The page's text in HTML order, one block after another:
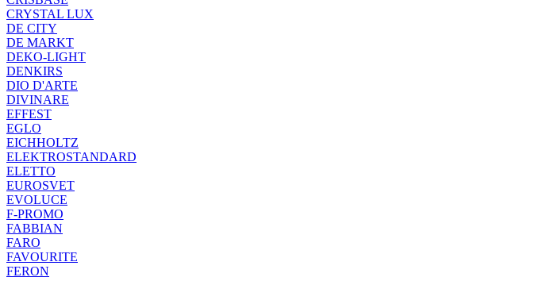
CRYSTAL LUX
DE CITY
DE MARKT
DEKO-LIGHT
DENKIRS
DIO D'ARTE
DIVINARE
EFFEST
EGLO
EICHHOLTZ
ELEKTROSTANDARD
ELETTO
EUROSVET
EVOLUCE
F-PROMO
FABBIAN
FARO
FAVOURITE
FERON